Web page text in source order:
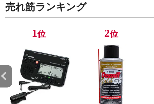
売れ筋ランキング
1位 2位